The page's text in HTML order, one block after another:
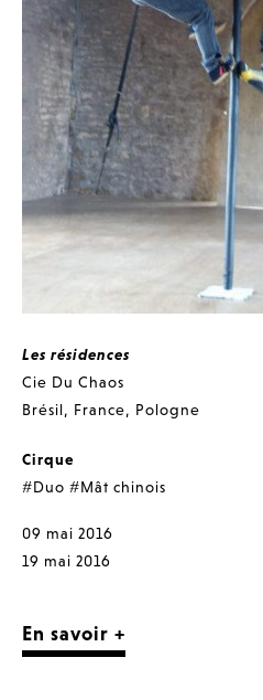
Les résidences
Cie Du Chaos
Brésil, France, Pologne
Cirque
#Duo #Mât chinois
09 mai 2016
19 mai 2016
En savoir +